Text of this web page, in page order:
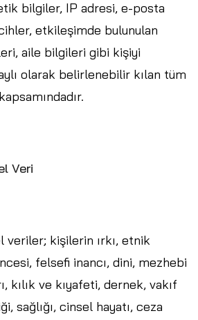
bilgiler, IP adresi, e-posta
etkileşimde bulunulan
aile bilgileri gibi kişiyi
olarak belirlenebilir kılan tüm
Veri
kişilerin ırkı, etnik
felsefi inancı, dini, mezhebi
kılık ve kıyafeti, dernek, vakıf
sağlığı, cinsel hayatı, ceza